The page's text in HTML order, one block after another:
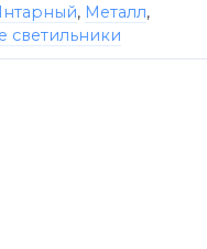
, Металл,
светильники